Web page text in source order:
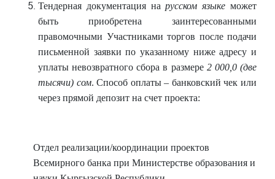
Тендерная документация нарусском языке может
быть приобретена заинтересованными
правомочными Участниками торгов после подачи
письменной заявки по указанному ниже адресу и
уплаты невозвратного сбора в размере 2 000,0 (две
тысячи) сом. Способ оплаты – банковский чек или
через прямой депозит на счет проекта:
Отдел реализации/координации проектов
Всемирного банка при Министерстве образования и